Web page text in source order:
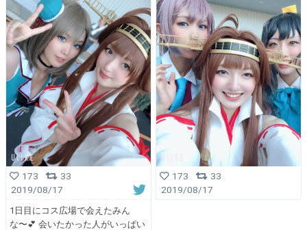
173
33
2019/08/17
1日目にコス広場で会えたみん
な〜💕 会いたかった人がいっぱい
173
33
2019/08/17